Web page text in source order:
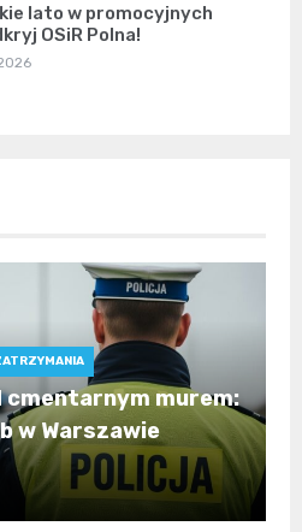
lato w promocyjnych
OSiR Polna!
cmentarnym murem:
w Warszawie